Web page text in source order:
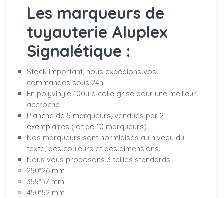
Les marqueurs de
tuyauterie Aluplex
Signalétique :
Stock important, nous expédions vos
commandes sous 24h
En polyvinyle 100µ à colle grise pour une meilleur
accroche
Planche de 5 marqueurs, vendues par 2
exemplaires (lot de 10 marqueurs)
Nos marqueurs sont normlaisés au niveau du
texte, des couleurs et des dimensions.
Nous vous proposons 3 tailles standards :
250*26 mm
355*37 mm
450*52 mm